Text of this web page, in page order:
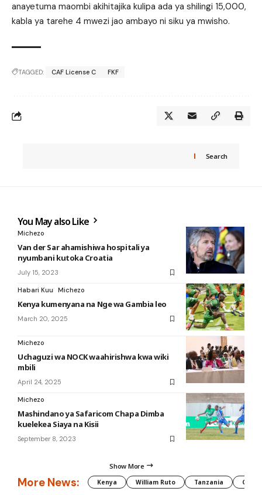
anayetuma maombi akihitajika kulipa ada ya shilingi 15,000,
kabla ya tarehe 4 mwezi jao ambayo ni siku ya mwisho.
TAGGED: CAF License C FKF
Search
You May also Like
Michezo
Van der Sar ahamishiwa hospitali ya
nyumbani kutoka Croatia
July 15, 2023
Habari Kuu Michezo
Kenya kumenyana na Nge wa Gambia leo
March 20, 2025
Michezo
Uchaguzi wa NOCK waahirishwa kwa wiki
mbili
April 24, 2025
Michezo
Mashindano ya Safaricom Chapa Dimba
kuelekea Siaya na Kisii
September 8, 2023
Show More
More News: Kenya William Ruto Tanzania CAF